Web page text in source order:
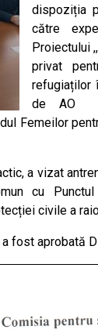
dispoziția
către
Proiectului
privat
refugiaților
de AO
Femeilor
a vizat
cu
civile a
fost aprobată